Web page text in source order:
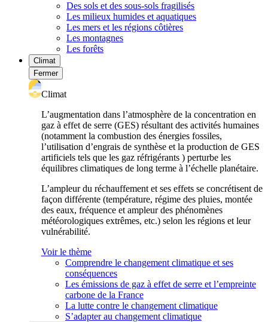
Des sols et des sous-sols fragilisés
Les milieux humides et aquatiques
Les mers et les régions côtières
Les montagnes
Les forêts
Climat
Fermer
Climat
L’augmentation dans l’atmosphère de la concentration en
gaz à effet de serre (GES) résultant des activités humaines
(notamment la combustion des énergies fossiles,
l’utilisation d’engrais de synthèse et la production de GES
artificiels tels que les gaz réfrigérants ) perturbe les
équilibres climatiques de long terme à l’échelle planétaire.
L’ampleur du réchauffement et ses effets se concrétisent de
façon différente (température, régime des pluies, montée
des eaux, fréquence et ampleur des phénomènes
météorologiques extrêmes, etc.) selon les régions et leur
vulnérabilité.
Voir le thème
Comprendre le changement climatique et ses
conséquences
Les émissions de gaz à effet de serre et l’empreinte
carbone de la France
La lutte contre le changement climatique
S’adapter au changement climatique